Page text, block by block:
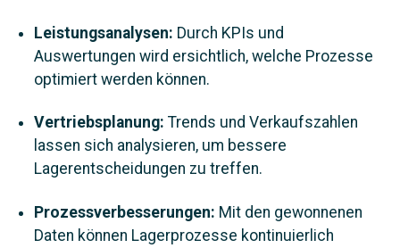
Leistungsanalysen: Durch KPIs und
Auswertungen wird ersichtlich, welche Prozesse
optimiert werden können.
Vertriebsplanung: Trends und Verkaufszahlen
lassen sich analysieren, um bessere
Lagerentscheidungen zu treffen.
Prozessverbesserungen: Mit den gewonnenen
Daten können Lagerprozesse kontinuierlich